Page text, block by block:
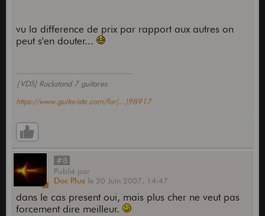
vu la difference de prix par rapport aux autres on
peut s'en douter...
|VDS] Rockstand 7 guitares
https://www.guitariste.com/for(...)98917
#8
Publié par
Doc Plus le 20 Juin 2007, 14:47
dans le cas present oui, mais plus cher ne veut pas
forcement dire meilleur.